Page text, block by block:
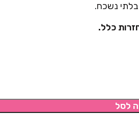
נשכח.
כלל.
לסל